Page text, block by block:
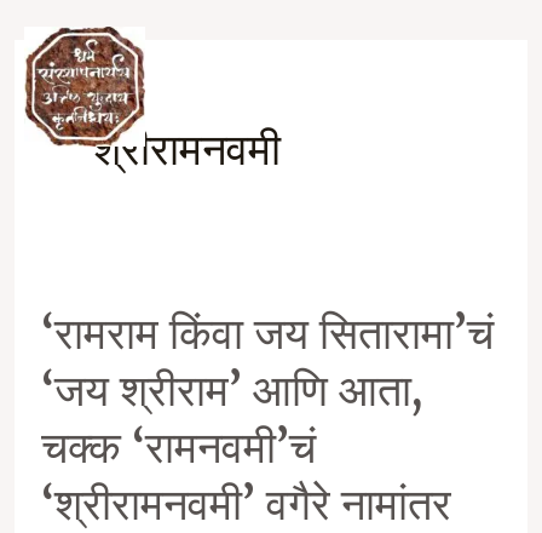
content
श्रीरामनवमी
‘रामराम किंवा जय सितारामा’चं
‘जय श्रीराम’ आणि आता,
चक्क ‘रामनवमी’चं
‘श्रीरामनवमी’ वगैरे नामांतर